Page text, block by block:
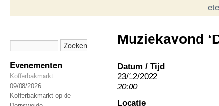
Evenementen
Kofferbakmarkt
09/08/2026
Kofferbakmarkt op de
Muziekavond
Datum / Tijd
23/12/2022
20:00
Locatie